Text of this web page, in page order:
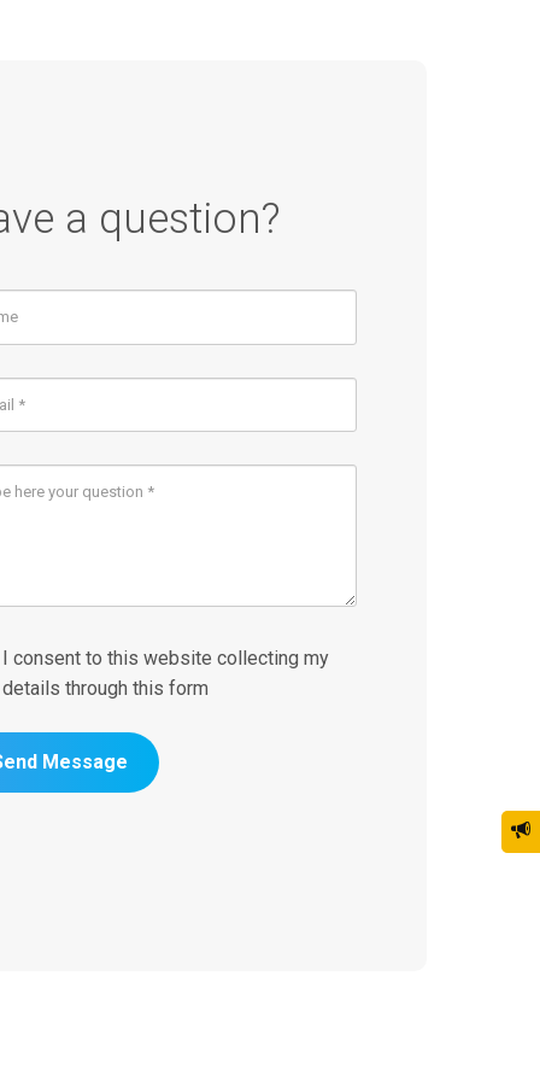
a question?
I consent to this website collecting my
details through this form
Message